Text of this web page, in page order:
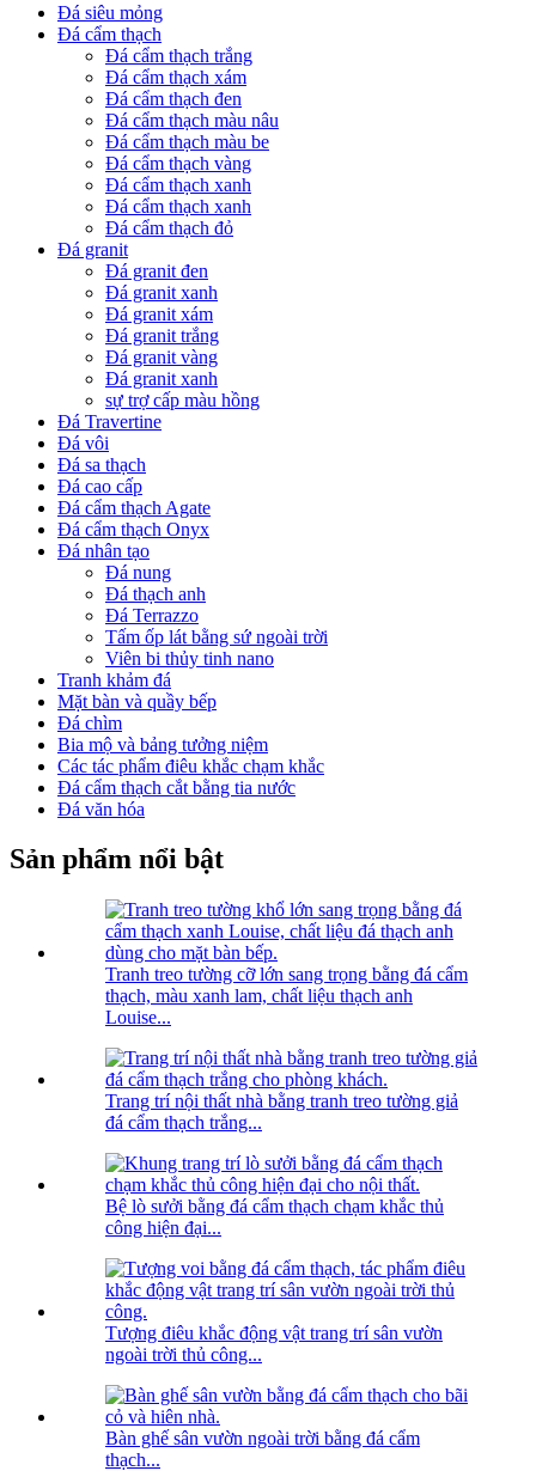
Đá siêu mỏng
Đá cẩm thạch
Đá cẩm thạch trắng
Đá cẩm thạch xám
Đá cẩm thạch đen
Đá cẩm thạch màu nâu
Đá cẩm thạch màu be
Đá cẩm thạch vàng
Đá cẩm thạch xanh
Đá cẩm thạch xanh
Đá cẩm thạch đỏ
Đá granit
Đá granit đen
Đá granit xanh
Đá granit xám
Đá granit trắng
Đá granit vàng
Đá granit xanh
sự trợ cấp màu hồng
Đá Travertine
Đá vôi
Đá sa thạch
Đá cao cấp
Đá cẩm thạch Agate
Đá cẩm thạch Onyx
Đá nhân tạo
Đá nung
Đá thạch anh
Đá Terrazzo
Tấm ốp lát bằng sứ ngoài trời
Viên bi thủy tinh nano
Tranh khảm đá
Mặt bàn và quầy bếp
Đá chìm
Bia mộ và bảng tưởng niệm
Các tác phẩm điêu khắc chạm khắc
Đá cẩm thạch cắt bằng tia nước
Đá văn hóa
Sản phẩm nổi bật
Tranh treo tường cỡ lớn sang trọng bằng đá cẩm
thạch, màu xanh lam, chất liệu thạch anh
Louise...
Trang trí nội thất nhà bằng tranh treo tường giả
đá cẩm thạch trắng...
Bệ lò sưởi bằng đá cẩm thạch chạm khắc thủ
công hiện đại...
Tượng điêu khắc động vật trang trí sân vườn
ngoài trời thủ công...
Bàn ghế sân vườn ngoài trời bằng đá cẩm
thạch...